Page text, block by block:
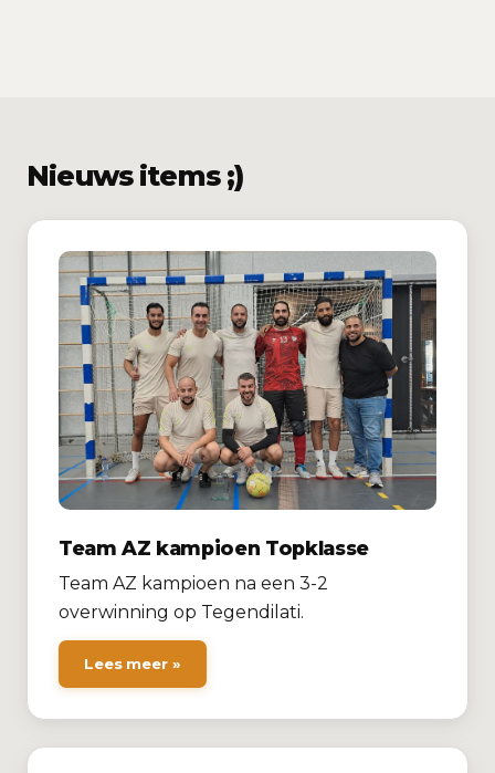
Nieuws items ;)
Team AZ kampioen Topklasse
Team AZ kampioen na een 3-2
overwinning op Tegendilati.
Lees meer »